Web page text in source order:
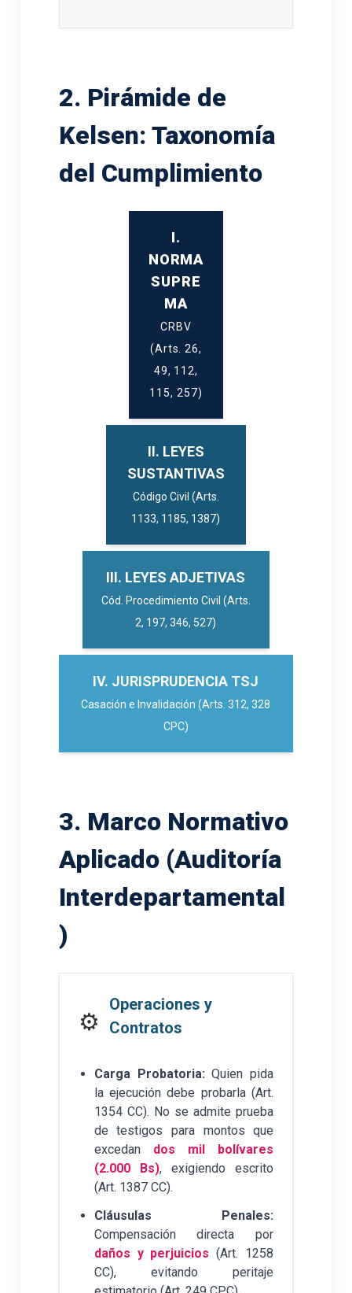
2. Pirámide de
Kelsen: Taxonomía
del Cumplimiento
I.
NORMA
SUPRE
MA
CRBV
(Arts. 26,
49, 112,
115, 257)
II. LEYES
SUSTANTIVAS
Código Civil (Arts.
1133, 1185, 1387)
III. LEYES ADJETIVAS
Cód. Procedimiento Civil (Arts.
2, 197, 346, 527)
IV. JURISPRUDENCIA TSJ
Casación e Invalidación (Arts. 312, 328
CPC)
3. Marco Normativo
Aplicado (Auditoría
Interdepartamental
)
⚙️
Operaciones y
Contratos
Carga Probatoria: Quien pida
la ejecución debe probarla (Art.
1354 CC). No se admite prueba
de testigos para montos que
excedan dos mil bolívares
(2.000 Bs), exigiendo escrito
(Art. 1387 CC).
Cláusulas Penales:
Compensación directa por
daños y perjuicios (Art. 1258
CC), evitando peritaje